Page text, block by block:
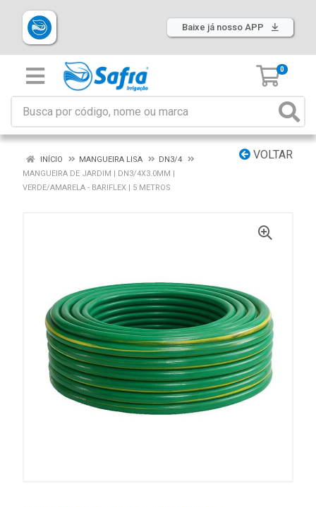
Baixe já nosso APP
0
VOLTAR
INÍCIO MANGUEIRA LISA
DN3/4
MANGUEIRA DE JARDIM | DN3/4X3.0MM |
VERDE/AMARELA - BARIFLEX | 5 METROS